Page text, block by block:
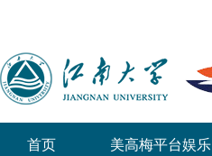
首页 美高梅平台娱乐